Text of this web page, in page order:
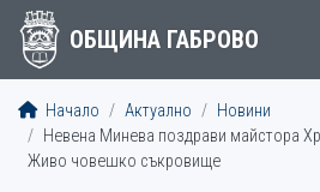
ОБЩИНА ГАБРОВО
Начало Актуално
Новини
Невена Минева поздрави майстора
Живо човешко съкровище